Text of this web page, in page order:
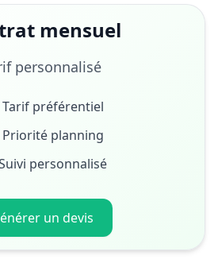
mensuel
personnalisé
Tarif préférentiel
Priorité planning
personnalisé
un devis